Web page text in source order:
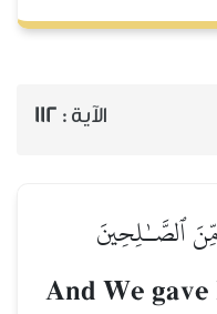
الآية : 112
ٱلصَّـٰلِحِينَ
And We